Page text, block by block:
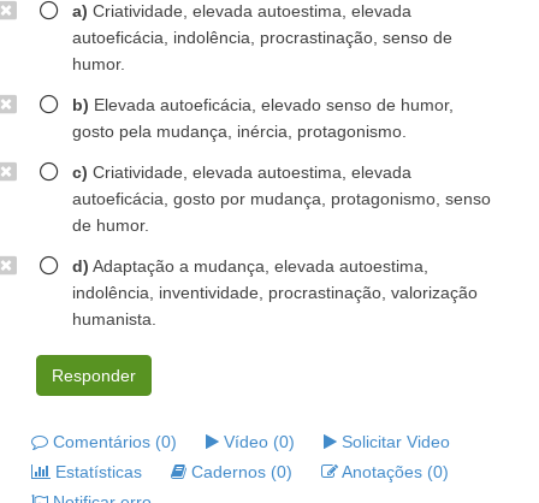
a) Criatividade, elevada autoestima, elevada
autoeficácia, indolência, procrastinação, senso de
humor.
b) Elevada autoeficácia, elevado senso de humor,
gosto pela mudança, inércia, protagonismo.
c) Criatividade, elevada autoestima, elevada
autoeficácia, gosto por mudança, protagonismo, senso
de humor.
d) Adaptação a mudança, elevada autoestima,
indolência, inventividade, procrastinação, valorização
humanista.
Responder
Comentários (0) Vídeo (0)
Solicitar Video
Estatísticas
Cadernos (0)
Anotações (0)